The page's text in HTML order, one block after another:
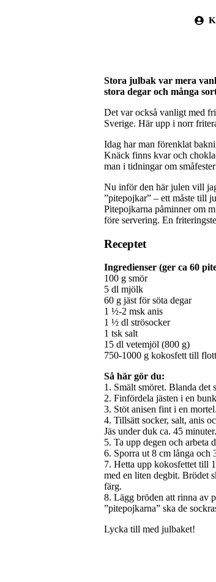
Stora julbak var mera
stora degar och många
Det var också vanligt med
Sverige. Här upp i norr
Idag har man förenklat
Knäck finns kvar och
man i tidningar om
Nu inför den här julen vill
”pitepojkar” – ett måste till
Pitepojkarna påminner om
före servering. En
Receptet
Ingredienser (ger ca 60
100 g smör
5 dl mjölk
60 g jäst för söta degar
1 ½-2 msk anis
1 ½ dl strösocker
1 tsk salt
15 dl vetemjöl (800 g)
750-1000 g kokosfett till
Så här gör du:
1. Smält smöret. Blanda det
2. Finfördela jästen i en
3. Stöt anisen fint i en mortel.
4. Tillsätt socker, salt, anis
Jäs under duk ca. 45 minuter.
5. Ta upp degen och
6. Sporra ut 8 cm långa och
7. Hetta upp kokosfettet till
med en liten degbit. Brödet
färg.
8. Lägg bröden att rinna av
”pitepojkarna” ska de
Lycka till med julbaket!